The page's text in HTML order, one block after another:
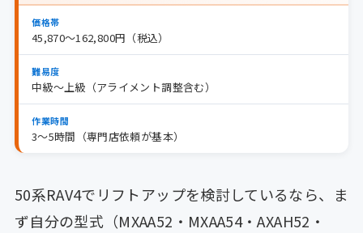
価格帯
45,870〜162,800円（税込）
難易度
中級〜上級（アライメント調整含む）
作業時間
3〜5時間（専門店依頼が基本）
50系RAV4でリフトアップを検討しているなら、ま
ず自分の型式（MXAA52・MXAA54・AXAH52・